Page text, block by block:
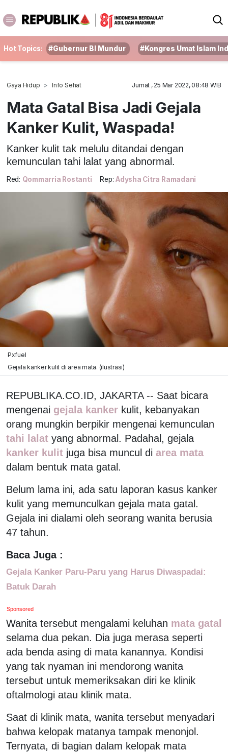
Hot Topics: #Gubernur BI Mundur #Kongres Umat Islam
Gaya Hidup Info Sehat Jumat , 25 Mar 2022, 08:48 WIB
Mata Gatal Bisa Jadi Gejala
Kanker Kulit, Waspada!
Kanker kulit tak melulu ditandai dengan
kemunculan tahi lalat yang abnormal.
Red: Qommarria Rostanti Rep: Adysha Citra Ramadani
Pxfuel
Gejala kanker kulit di area mata. (ilustrasi)
REPUBLIKA.CO.ID, JAKARTA -- Saat bicara
mengenai gejala kanker kulit, kebanyakan
orang mungkin berpikir mengenai kemunculan
tahi lalat yang abnormal. Padahal, gejala
kanker kulit juga bisa muncul di area mata
dalam bentuk mata gatal.
Belum lama ini, ada satu laporan kasus kanker
kulit yang memunculkan gejala mata gatal.
Gejala ini dialami oleh seorang wanita berusia
47 tahun.
Baca Juga :
Gejala Kanker Paru-Paru yang Harus Diwaspadai:
Batuk Darah
Sponsored
Wanita tersebut mengalami keluhan mata gatal
selama dua pekan. Dia juga merasa seperti
ada benda asing di mata kanannya. Kondisi
yang tak nyaman ini mendorong wanita
tersebut untuk memeriksakan diri ke klinik
oftalmologi atau klinik mata.
Saat di klinik mata, wanita tersebut menyadari
bahwa kelopak matanya tampak menonjol.
Ternyata, di bagian dalam kelopak mata